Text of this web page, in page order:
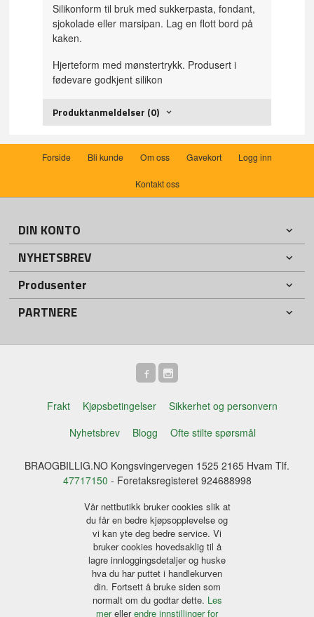
Silikonform til bruk med sukkerpasta, fondant,
sjokolade eller marsipan. Lag en flott bord på
kaken.
Hjerteform med mønstertrykk. Produsert i
fødevare godkjent silikon
Produktanmeldelser (0)
Forside Bli kunde Om oss Gavekort Logg inn
Kontakt oss
DIN KONTO
NYHETSBREV
Produsenter
PARTNERE
Frakt Kjøpsbetingelser
Sikkerhet og personvern
Nyhetsbrev
Blogg Ofte stilte spørsmål
BRAOGBILLIG.NO Kongsvingervegen 1525 2165 Hvam Tlf.
47717150 - Foretaksregisteret 924688998
Vår nettbutikk bruker cookies slik at
du får en bedre kjøpsopplevelse og
vi kan yte deg bedre service. Vi
bruker cookies hovedsaklig til å
lagre innloggingsdetaljer og huske
hva du har puttet i handlekurven
din. Fortsett å bruke siden som
normalt om du godtar dette. Les
merellerendre innstillinger for